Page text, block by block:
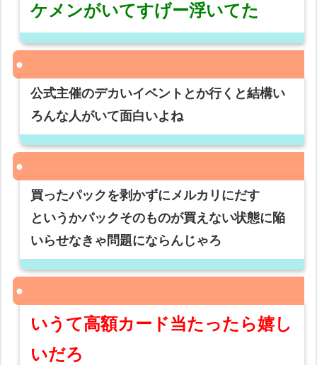
ケメンがいてすげー浮いてた
公式主催のデカいイベントとか行くと結構い
ろんな人がいて面白いよね
買ったパックを剥かずにメルカリにだす
というかパックそのものが買えない状態に陥
いらせなきゃ問題にならんじゃろ
いうて高額カード当たったら嬉し
いだろ